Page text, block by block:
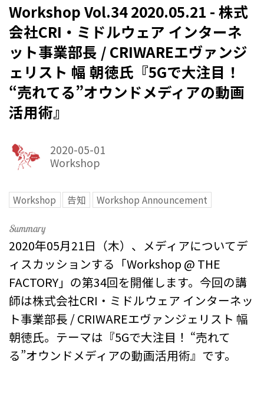
Workshop Vol.34 2020.05.21 - 株式
会社CRI・ミドルウェア インターネ
ット事業部長 / CRIWAREエヴァンジ
ェリスト 幅 朝徳氏『5Gで大注目！
“売れてる”オウンドメディアの動画
活用術』
2020-05-01
Workshop
Workshop 告知 Workshop Announcement
2020年05月21日（木）、メディアについてデ
ィスカッションする「Workshop @ THE
FACTORY」の第34回を開催します。今回の講
師は株式会社CRI・ミドルウェア インターネッ
ト事業部長 / CRIWAREエヴァンジェリスト 幅
朝徳氏。テーマは『5Gで大注目！ “売れて
る”オウンドメディアの動画活用術』です。